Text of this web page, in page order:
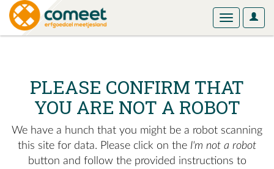
User
Toggle
PLEASE CONFIRM THAT
YOU ARE NOT A ROBOT
We have a hunch that you might be a robot scanning
this site for data. Please click on the I'm not a robot
button and follow the provided instructions to